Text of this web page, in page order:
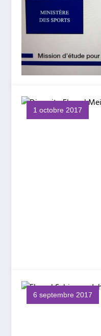
1 octobre 2017
6 septembre 2017